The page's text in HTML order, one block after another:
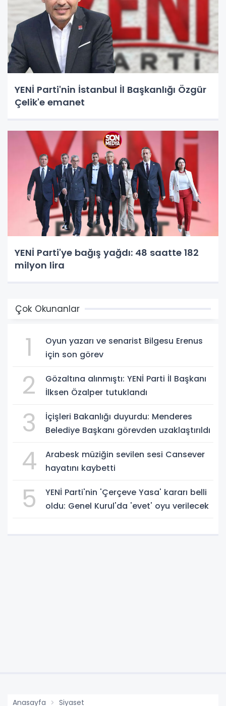
YENİ Parti'nin İstanbul İl Başkanlığı Özgür
Çelik'e emanet
YENİ Parti'ye bağış yağdı: 48 saatte 182
milyon lira
Çok Okunanlar
1
Oyun yazarı ve senarist Bilgesu Erenus
için son görev
2
Gözaltına alınmıştı: YENİ Parti İl Başkanı
İlksen Özalper tutuklandı
3
İçişleri Bakanlığı duyurdu: Menderes
Belediye Başkanı görevden uzaklaştırıldı
4
Arabesk müziğin sevilen sesi Cansever
hayatını kaybetti
5
YENİ Parti'nin 'Çerçeve Yasa' kararı belli
oldu: Genel Kurul'da 'evet' oyu verilecek
Anasayfa Siyaset